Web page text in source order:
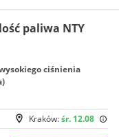
paliwa NTY
ciśnienia
Kraków:śr. 12.08